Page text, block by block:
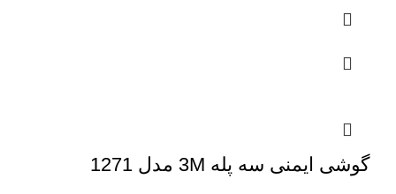
گوشی ایمنی سه پله 3M مدل 1271